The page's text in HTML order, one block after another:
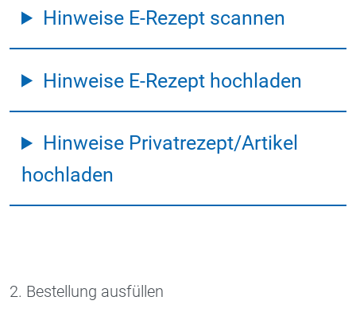
Hinweise E-Rezept scannen
Hinweise E-Rezept hochladen
Hinweise Privatrezept/Artikel
hochladen
2. Bestellung ausfüllen